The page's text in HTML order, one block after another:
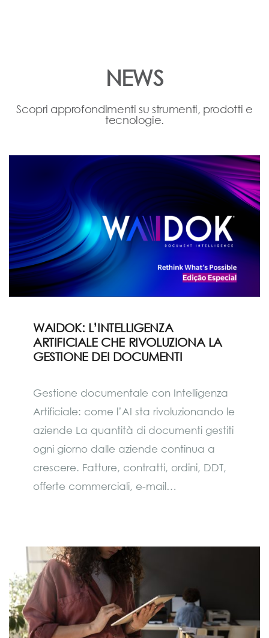
NEWS
Scopri approfondimenti su strumenti, prodotti e
tecnologie.
WAIDOK: L’INTELLIGENZA
ARTIFICIALE CHE RIVOLUZIONA LA
GESTIONE DEI DOCUMENTI
Gestione documentale con Intelligenza
Artificiale: come l’AI sta rivoluzionando le
aziende La quantità di documenti gestiti
ogni giorno dalle aziende continua a
crescere. Fatture, contratti, ordini, DDT,
offerte commerciali, e-mail…